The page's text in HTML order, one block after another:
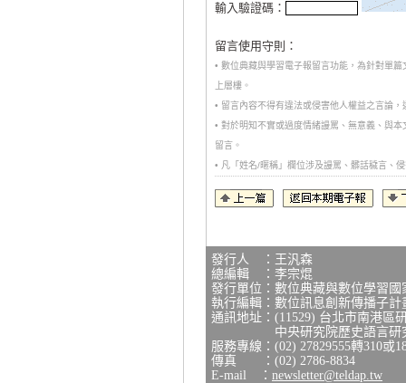
輸入驗證碼：
留言使用守則：
• 數位典藏與學習電子報留言功能，為針對單
上層樓。
• 留言內容不得有違法或侵害他人權益之言論
• 對於明知不實或過度情緒謾罵、無意義、與
留言。
• 凡「姓名/暱稱」欄位涉及謾罵、髒話穢言、
發行人 ：王汎森
總編輯 ：李宗焜
發行單位：數位典藏與數位學習
執行編輯：數位訊息創新傳播子計
通訊地址：(11529) 台北市南港區
中央研究院歷史語言研究
服務專線：(02) 27829555轉310或
傳真 ：(02) 2786-8834
E-mail ： newsletter@teldap.tw